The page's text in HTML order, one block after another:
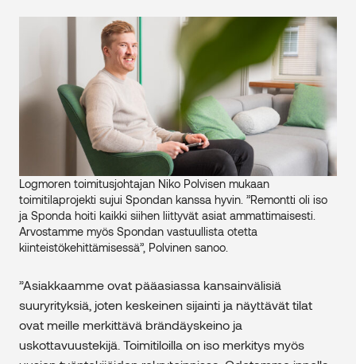
Logmoren toimitusjohtajan Niko Polvisen mukaan
toimitilaprojekti sujui Spondan kanssa hyvin. ”Remontti oli iso
ja Sponda hoiti kaikki siihen liittyvät asiat ammattimaisesti.
Arvostamme myös Spondan vastuullista otetta
kiinteistökehittämisessä”, Polvinen sanoo.
”Asiakkaamme ovat pääasiassa kansainvälisiä
suuryrityksiä, joten keskeinen sijainti ja näyttävät tilat
ovat meille merkittävä brändäyskeino ja
uskottavuustekijä. Toimitiloilla on iso merkitys myös